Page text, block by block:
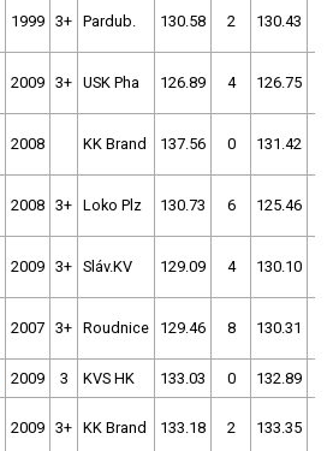
1999 3+ Pardub. 130.58 2 130.43
2009 3+ USK Pha 126.89 4 126.75
2008 KK Brand 137.56 0 131.42
2008 3+ Loko Plz 130.73 6 125.46
2009 3+ Sláv.KV 129.09 4 130.10
2007 3+ Roudnice 129.46 8 130.31
2009 3 KVS HK 133.03 0 132.89
2009 3+ KK Brand 133.18 2 133.35